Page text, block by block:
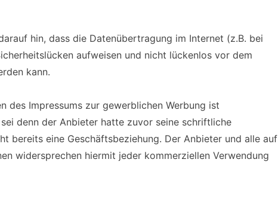
hin, dass die Datenübertragung im Internet (z.B. bei
aufweisen und nicht lückenlos vor dem
kann.
des Impressums zur gewerblichen Werbung ist
denn der Anbieter hatte zuvor seine schriftliche
bereits eine Geschäftsbeziehung. Der Anbieter und alle auf
widersprechen hiermit jeder kommerziellen Verwendung